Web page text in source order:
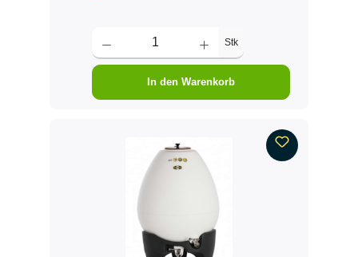
Stk
In den Warenkorb